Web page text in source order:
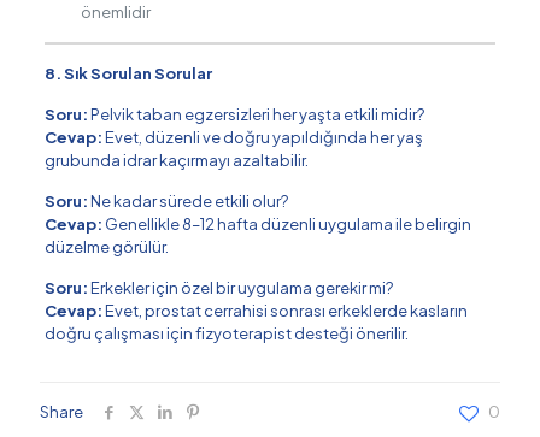
önemlidir
8. Sık Sorulan Sorular
Soru:Pelvik taban egzersizleri her yaşta etkili midir?
Cevap:Evet, düzenli ve doğru yapıldığında her yaş
grubunda idrar kaçırmayı azaltabilir.
Soru:Ne kadar sürede etkili olur?
Cevap: Genellikle 8–12 hafta düzenli uygulama ile belirgin
düzelme görülür.
Soru:Erkekler için özel bir uygulama gerekir mi?
Cevap:Evet, prostat cerrahisi sonrası erkeklerde kasların
doğru çalışması için fizyoterapist desteği önerilir.
Share 0